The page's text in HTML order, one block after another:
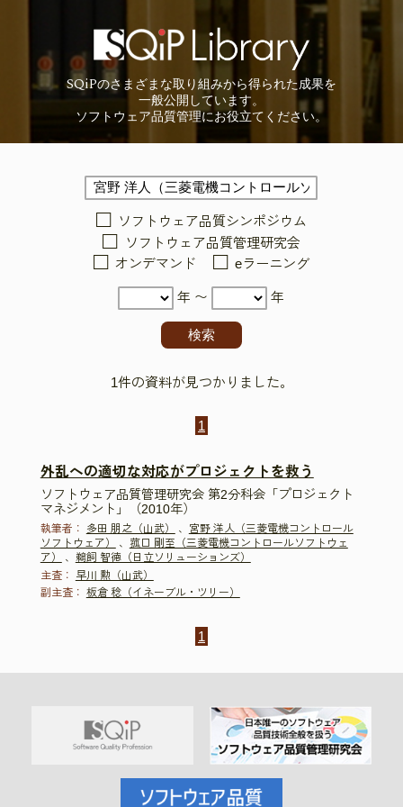
SQiPのさまざまな取り組みから得られた成果を
一般公開しています。
ソフトウェア品質管理にお役立てください。
ソフトウェア品質シンポジウム
ソフトウェア品質管理研究会
オンデマンド
eラーニング
年 〜 年
1件の資料が見つかりました。
1
外乱への適切な対応がプロジェクトを救う
ソフトウェア品質管理研究会 第2分科会「プロジェクト
マネジメント」（2010年）
執筆者： 多田 朋之（山武） 、 宮野 洋人（三菱電機コントロール
ソフトウェア）
、 菰口 剛至（三菱電機コントロールソフトウェ
ア）
、 鵜飼 智徳（日立ソリューションズ）
主査：
早川 勲（山武）
副主査： 板倉 稔（イネーブル・ツリー）
1